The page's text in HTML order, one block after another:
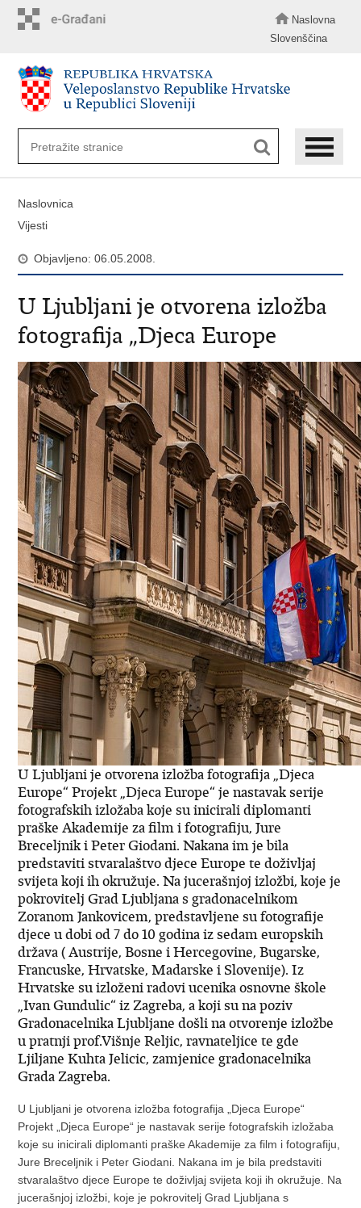
Naslovna
Slovenščina
Naslovnica
Vijesti
Objavljeno: 06.05.2008.
U Ljubljani je otvorena izložba
fotografija „Djeca Europe
U Ljubljani je otvorena izložba fotografija „Djeca
Europe“ Projekt „Djeca Europe“ je nastavak serije
fotografskih izložaba koje su inicirali diplomanti
praške Akademije za film i fotografiju, Jure
Breceljnik i Peter Giodani. Nakana im je bila
predstaviti stvaralaštvo djece Europe te doživljaj
svijeta koji ih okružuje. Na jucerašnjoj izložbi, koje je
pokrovitelj Grad Ljubljana s gradonacelnikom
Zoranom Jankovicem, predstavljene su fotografije
djece u dobi od 7 do 10 godina iz sedam europskih
država ( Austrije, Bosne i Hercegovine, Bugarske,
Francuske, Hrvatske, Madarske i Slovenije). Iz
Hrvatske su izloženi radovi ucenika osnovne škole
„Ivan Gundulic“ iz Zagreba, a koji su na poziv
Gradonacelnika Ljubljane došli na otvorenje izložbe
u pratnji prof.Višnje Reljic, ravnateljice te gde
Ljiljane Kuhta Jelicic, zamjenice gradonacelnika
Grada Zagreba.
U Ljubljani je otvorena izložba fotografija „Djeca Europe“
Projekt „Djeca Europe“ je nastavak serije fotografskih izložaba
koje su inicirali diplomanti praške Akademije za film i fotografiju,
Jure Breceljnik i Peter Giodani. Nakana im je bila predstaviti
stvaralaštvo djece Europe te doživljaj svijeta koji ih okružuje. Na
jucerašnjoj izložbi, koje je pokrovitelj Grad Ljubljana s